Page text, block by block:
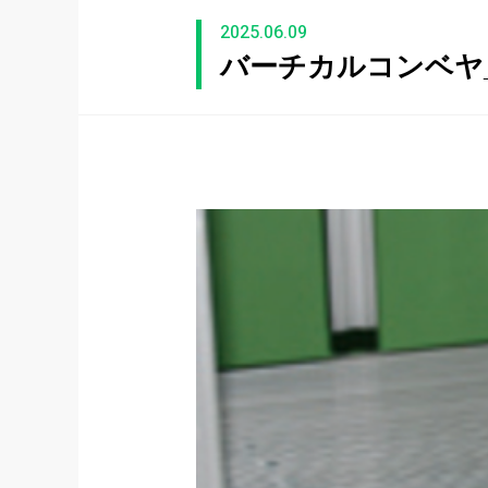
2025.06.09
バーチカルコンベ